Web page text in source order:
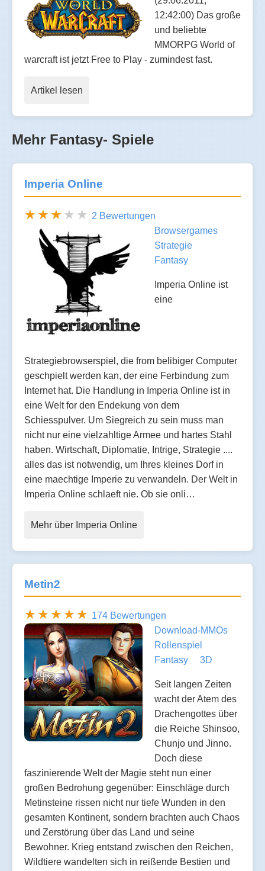
12:42:00) Das große
und beliebte
MMORPG World of
warcraft ist jetzt Free to Play - zumindest fast.
Artikel lesen
Mehr Fantasy- Spiele
Imperia Online
2 Bewertungen
Browsergames
Strategie
Fantasy
Imperia Online ist
eine
Strategiebrowserspiel, die from belibiger Computer
geschpielt werden kan, der eine Ferbindung zum
Internet hat. Die Handlung in Imperia Online ist in
eine Welt for den Endekung von dem
Schiesspulver. Um Siegreich zu sein muss man
nicht nur eine vielzahltige Armee und hartes Stahl
haben. Wirtschaft, Diplomatie, Intrige, Strategie ....
alles das ist notwendig, um Ihres kleines Dorf in
eine maechtige Imperie zu verwandeln. Der Welt in
Imperia Online schlaeft nie. Ob sie onli…
Mehr über Imperia Online
Metin2
174 Bewertungen
Download-MMOs
Rollenspiel
Fantasy
3D
Seit langen Zeiten
wacht der Atem des
Drachengottes über
die Reiche Shinsoo,
Chunjo und Jinno.
Doch diese
faszinierende Welt der Magie steht nun einer
großen Bedrohung gegenüber: Einschläge durch
Metinsteine rissen nicht nur tiefe Wunden in den
gesamten Kontinent, sondern brachten auch Chaos
und Zerstörung über das Land und seine
Bewohner. Krieg entstand zwischen den Reichen,
Wildtiere wandelten sich in reißende Bestien und